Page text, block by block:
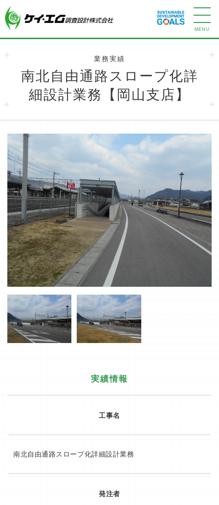
業務実績
南北自由通路スロープ化詳
細設計業務【岡山支店】
実績情報
工事名
南北自由通路スロープ化詳細設計業務
発注者